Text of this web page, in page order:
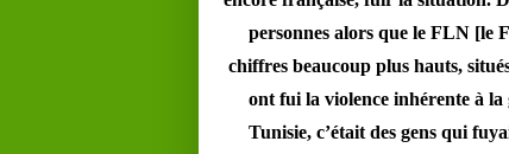
personnes alors que le FLN [le
chiffres beaucoup plus hauts,
ont fui la violence inhérente à
Tunisie, c’était des gens qui